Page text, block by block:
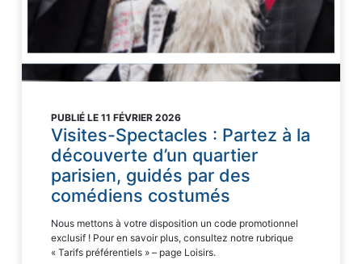
PUBLIÉ LE 11 FÉVRIER 2026
Visites-Spectacles : Partez à la
découverte d’un quartier
parisien, guidés par des
comédiens costumés
Nous mettons à votre disposition un code promotionnel
exclusif ! Pour en savoir plus, consultez notre rubrique
« Tarifs préférentiels » – page Loisirs.